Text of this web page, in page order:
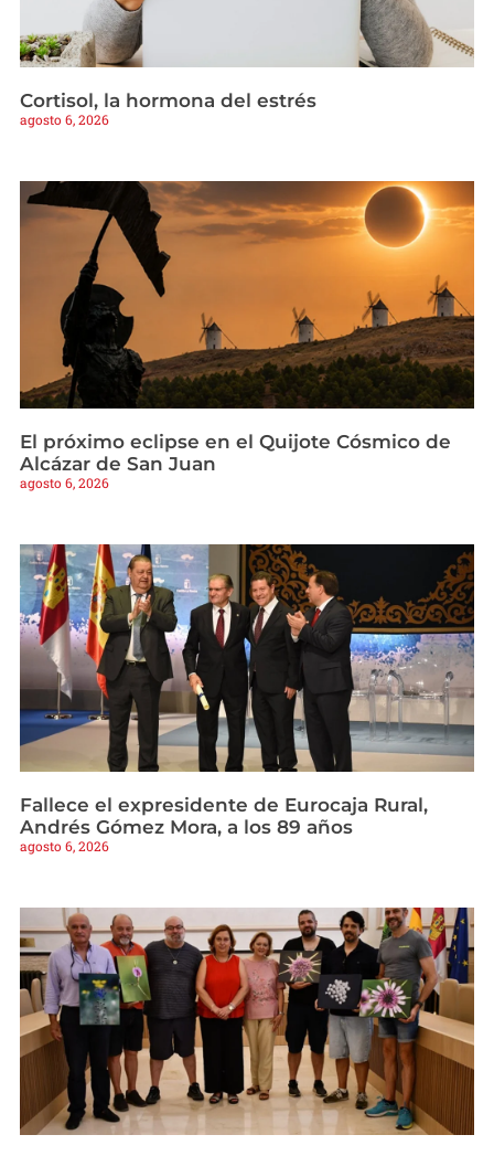
Cortisol, la hormona del estrés
agosto 6, 2026
El próximo eclipse en el Quijote Cósmico de
Alcázar de San Juan
agosto 6, 2026
Fallece el expresidente de Eurocaja Rural,
Andrés Gómez Mora, a los 89 años
agosto 6, 2026